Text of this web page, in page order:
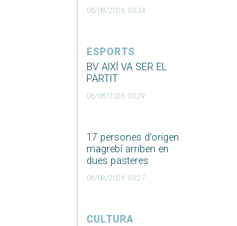
06/08/2026 03:34
ESPORTS
BV AIXÍ VA SER EL
PARTIT
06/08/2026 03:29
17 persones d’origen
magrebí arriben en
dues pasteres
06/08/2026 03:27
CULTURA